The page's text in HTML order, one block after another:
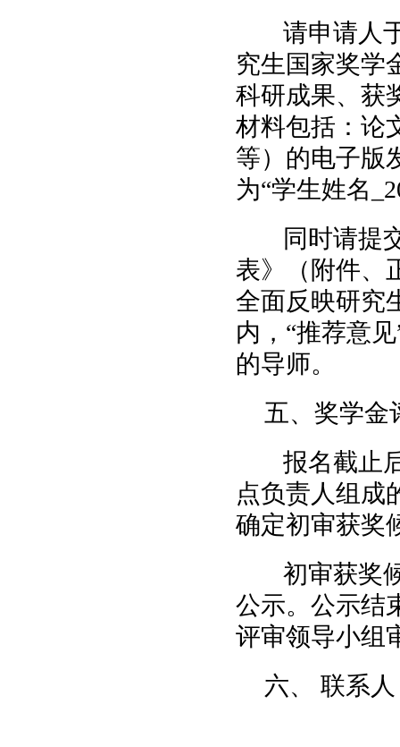
请申请人
究生国家奖学
科研成果、获
材料包括：论
等）的电子版
为“学生姓名
同时请提
表》（附件、
全面反映研究
内，“推荐意
的导师。
五、奖学金
报名截止
点负责人组成
确定初审获奖
初审获奖
公示。公示结
评审领导小组
六、 联系